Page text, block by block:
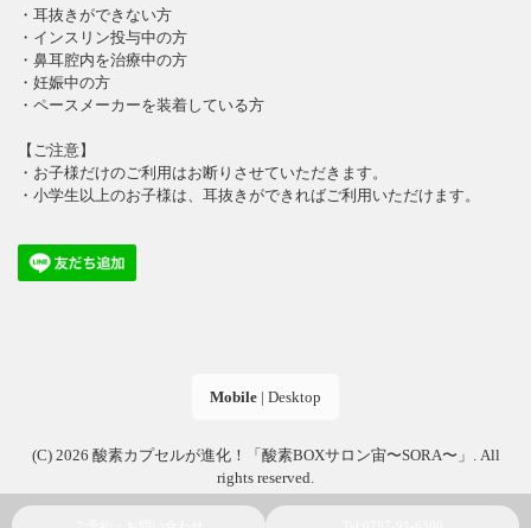
・耳抜きができない方
・インスリン投与中の方
・鼻耳腔内を治療中の方
・妊娠中の方
・ペースメーカーを装着している方
【ご注意】
・お子様だけのご利用はお断りさせていただきます。
・小学生以上のお子様は、耳抜きができればご利用いただけます。
Mobile | Desktop
(C) 2026 酸素カプセルが進化！「酸素BOXサロン宙〜SORA〜」
. All
rights reserved.